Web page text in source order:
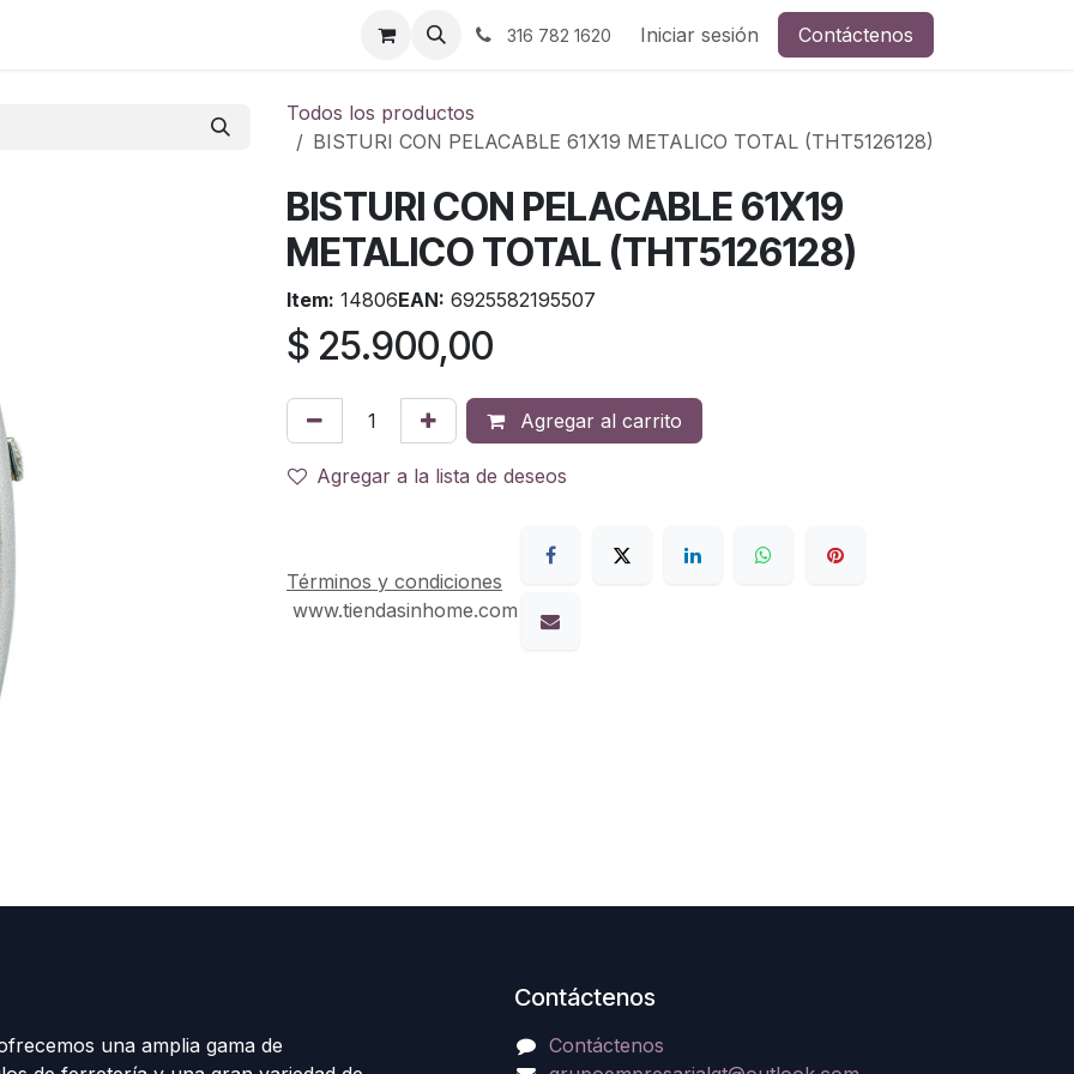
316 782 1620 Iniciar sesión Contáctenos
Todos los productos
BISTURI CON PELACABLE 61X19 METALICO TOTAL (THT5126128)
BISTURI CON PELACABLE 61X19
METALICO TOTAL (THT5126128)
Item: 14806EAN: 6925582195507
$ 25.900,00
Agregar al carrito
Agregar a la lista de deseos
Términos y condiciones
www.tiendasinhome.com
una amplia gama de
Contáctenos
Contáctenos